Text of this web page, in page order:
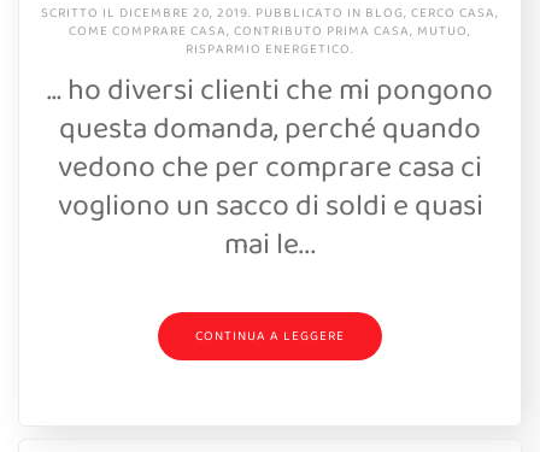
SCRITTO IL DICEMBRE 20, 2019. PUBBLICATO IN BLOG, CERCO CASA,
COME COMPRARE CASA, CONTRIBUTO PRIMA CASA, MUTUO,
RISPARMIO ENERGETICO.
… ho diversi clienti che mi pongono
questa domanda, perché quando
vedono che per comprare casa ci
vogliono un sacco di soldi e quasi
mai le...
CONTINUA A LEGGERE